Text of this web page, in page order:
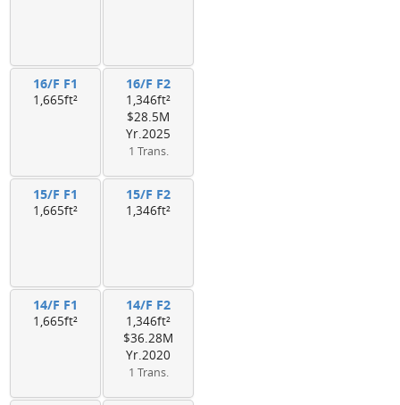
16/F F1
1,665ft²
16/F F2
1,346ft²
$28.5M
Yr.2025
1 Trans.
15/F F1
1,665ft²
15/F F2
1,346ft²
14/F F1
1,665ft²
14/F F2
1,346ft²
$36.28M
Yr.2020
1 Trans.